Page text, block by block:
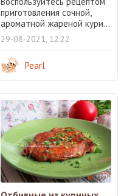
приготовления сочной,
ароматной жареной кури...
29-08-2021, 12:22
Pearl